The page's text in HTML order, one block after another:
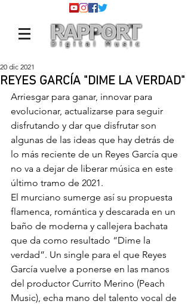
REYES GARCÍA "DIME LA VERDAD"
20 dic 2021
Arriesgar para ganar, innovar para
evolucionar, actualizarse para seguir
disfrutando y dar que disfrutar son
algunas de las ideas que hay detrás de
lo más reciente de un Reyes García que
no va a dejar de liberar música en este
último tramo de 2021.
El murciano sumerge así su propuesta
flamenca, romántica y descarada en un
baño de moderna y callejera bachata
que da como resultado “Dime la
verdad”. Un single para el que Reyes
García vuelve a ponerse en las manos
del productor Currito Merino (Peach
Music), echa mano del talento vocal de